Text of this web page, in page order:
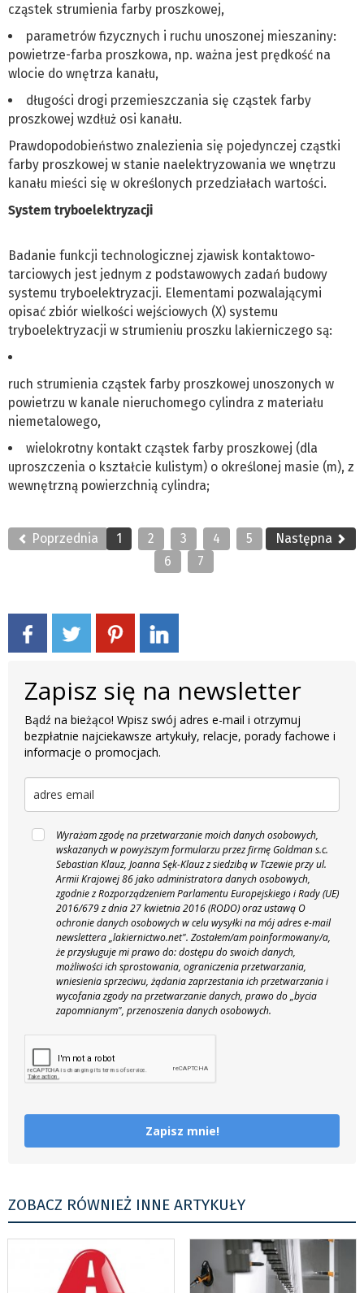
cząstek strumienia farby proszkowej,
parametrów fizycznych i ruchu unoszonej mieszaniny:
powietrze-farba proszkowa, np. ważna jest prędkość na
wlocie do wnętrza kanału,
długości drogi przemieszczania się cząstek farby
proszkowej wzdłuż osi kanału.
Prawdopodobieństwo znalezienia się pojedynczej cząstki
farby proszkowej w stanie naelektryzowania we wnętrzu
kanału mieści się w określonych przedziałach wartości.
System tryboelektryzacji
Badanie funkcji technologicznej zjawisk kontaktowo-
tarciowych jest jednym z podstawowych zadań budowy
systemu tryboelektryzacji. Elementami pozwalającymi
opisać zbiór wielkości wejściowych (X) systemu
tryboelektryzacji w strumieniu proszku lakierniczego są:
ruch strumienia cząstek farby proszkowej unoszonych w
powietrzu w kanale nieruchomego cylindra z materiału
niemetalowego,
wielokrotny kontakt cząstek farby proszkowej (dla
uproszczenia o kształcie kulistym) o określonej masie (m), z
wewnętrzną powierzchnią cylindra;
Poprzednia 1 2 3 4
5
6
7
Następna
Zapisz się na newsletter
Bądź na bieżąco! Wpisz swój adres e-mail i otrzymuj
bezpłatnie najciekawsze artykuły, relacje, porady fachowe i
informacje o promocjach.
Wyrażam zgodę na przetwarzanie moich danych osobowych,
wskazanych w powyższym formularzu przez firmę Goldman s.c.
Sebastian Klauz, Joanna Sęk-Klauz z siedzibą w Tczewie przy ul.
Armii Krajowej 86 jako administratora danych osobowych,
zgodnie z Rozporządzeniem Parlamentu Europejskiego i Rady (UE)
2016/679 z dnia 27 kwietnia 2016 (RODO) oraz ustawą O
ochronie danych osobowych w celu wysyłki na mój adres e-mail
newslettera „lakiernictwo.net". Zostałem/am poinformowany/a,
że przysługuje mi prawo do: dostępu do swoich danych,
możliwości ich sprostowania, ograniczenia przetwarzania,
wniesienia sprzeciwu, żądania zaprzestania ich przetwarzania i
wycofania zgody na przetwarzanie danych, prawo do „bycia
zapomnianym", przenoszenia danych osobowych.
Zapisz mnie!
ZOBACZ RÓWNIEŻ INNE ARTYKUŁY